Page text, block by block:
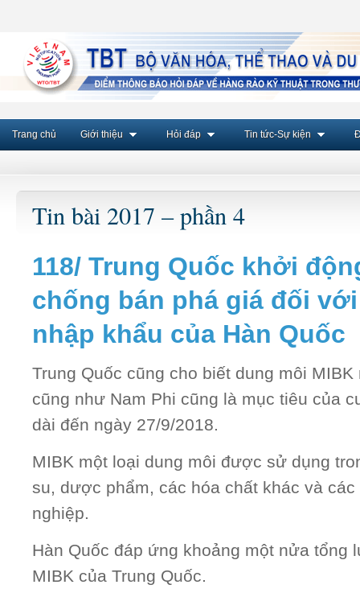
Trang chủ Giới thiệu Hỏi đáp Tin tức-Sự kiện
Tin bài 2017 – phần 4
118/ Trung Quốc khởi
chống bán phá giá đối
nhập khẩu của Hàn Quốc
Trung Quốc cũng cho biết dung môi
cũng như Nam Phi cũng là mục tiêu của
dài đến ngày 27/9/2018.
MIBK một loại dung môi được sử dụng
su, dược phẩm, các hóa chất khác và
nghiệp.
Hàn Quốc đáp ứng khoảng một nửa tổng
MIBK của Trung Quốc.